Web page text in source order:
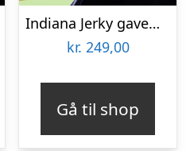
Indiana Jerky gaveæske
kr. 249,00
Gå til shop